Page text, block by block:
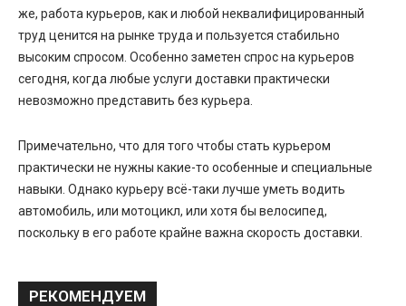
же, работа курьеров, как и любой неквалифицированный
труд ценится на рынке труда и пользуется стабильно
высоким спросом. Особенно заметен спрос на курьеров
сегодня, когда любые услуги доставки практически
невозможно представить без курьера.
Примечательно, что для того чтобы стать курьером
практически не нужны какие-то особенные и специальные
навыки. Однако курьеру всё-таки лучше уметь водить
автомобиль, или мотоцикл, или хотя бы велосипед,
поскольку в его работе крайне важна скорость доставки.
РЕКОМЕНДУЕМ